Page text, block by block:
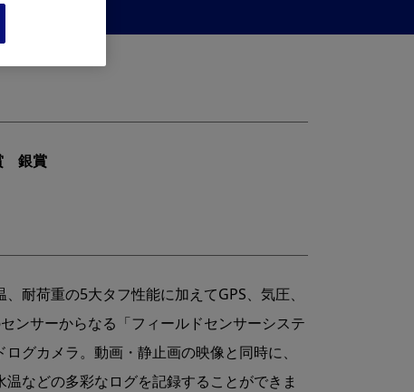
銀賞
耐荷重の5大タフ性能に加えてGPS、気圧、
ンサーからなる「フィールドセンサーシステ
グカメラ。動画・静止画の映像と同時に、
などの多彩なログを記録することができま